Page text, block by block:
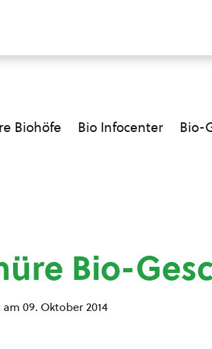
Biohöfe Bio Infocenter Bio-
Bio-
09. Oktober 2014